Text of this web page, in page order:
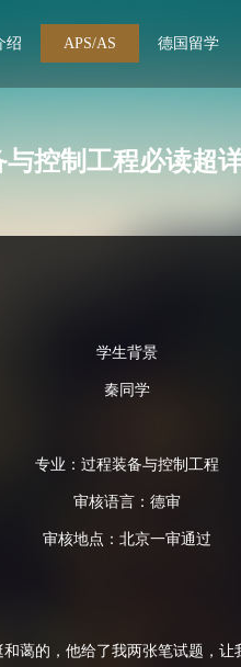
绍 APS/AS 德国留学
与控制工程必读超
学生背景
秦同学
专业：过程装备与控制工程
审核语言：德审
审核地点：北京一审通过
蔼的，他给了我两张笔试题，